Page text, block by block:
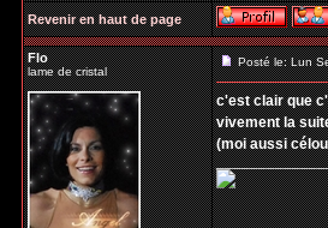
Revenir en haut de page
Flo
lame de cristal
Posté le: Lun
c'est clair que
vivement la
(moi aussi